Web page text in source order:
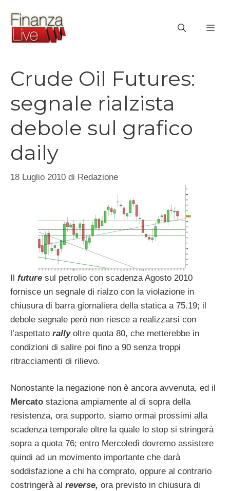
contenuto
Crude Oil Futures:
segnale rialzista
debole sul grafico
daily
18 Luglio 2010 di Redazione
Il future sul petrolio con scadenza Agosto 2010
fornisce un segnale di rialzo con la violazione in
chiusura di barra giornaliera della statica a 75.19; il
debole segnale però non riesce a realizzarsi con
l’aspettato rally oltre quota 80, che metterebbe in
condizioni di salire poi fino a 90 senza troppi
ritracciamenti di rilievo.
Nonostante la negazione non è ancora avvenuta, ed il
Mercato staziona ampiamente al di sopra della
resistenza, ora supporto, siamo ormai prossimi alla
scadenza temporale oltre la quale lo stop si stringerà
sopra a quota 76; entro Mercoledì dovremo assistere
quindi ad un movimento importante che darà
soddisfazione a chi ha comprato, oppure al contrario
costringerà al reverse, ora previsto in chiusura di